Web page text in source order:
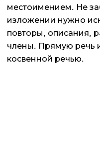
местоимением. Не
изложении нужно
повторы, описания,
члены. Прямую речь
косвенной речью.